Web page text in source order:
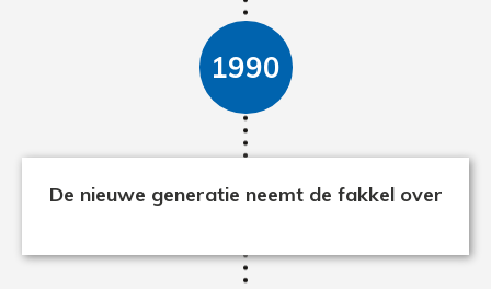
1990
De nieuwe generatie neemt de fakkel over